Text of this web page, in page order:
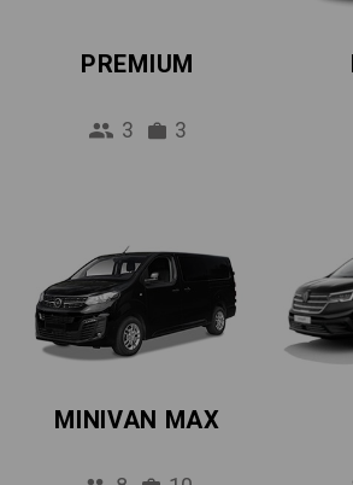
PREMIUM
3 3
MINIVAN MAX